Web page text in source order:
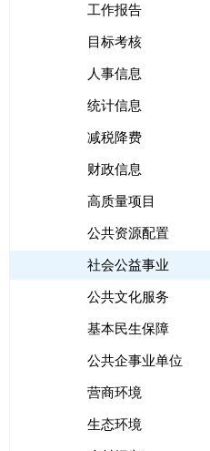
工作报告
目标考核
人事信息
统计信息
减税降费
财政信息
高质量项目
公共资源配置
社会公益事业
公共文化服务
基本民生保障
公共企事业单位
营商环境
生态环境